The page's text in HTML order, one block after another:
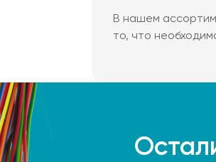
В нашем
то, что